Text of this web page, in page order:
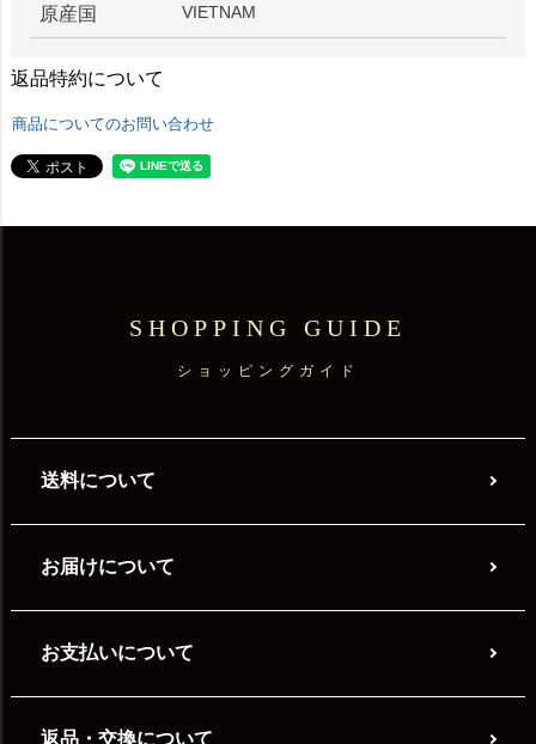
原産国 VIETNAM
返品特約について
商品についてのお問い合わせ
SHOPPING GUIDE
ショッピングガイド
送料について
お届けについて
お支払いについて
返品・交換について